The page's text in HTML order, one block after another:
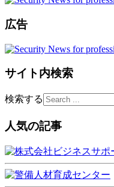
広告
サイト内検索
検索する
人気の記事